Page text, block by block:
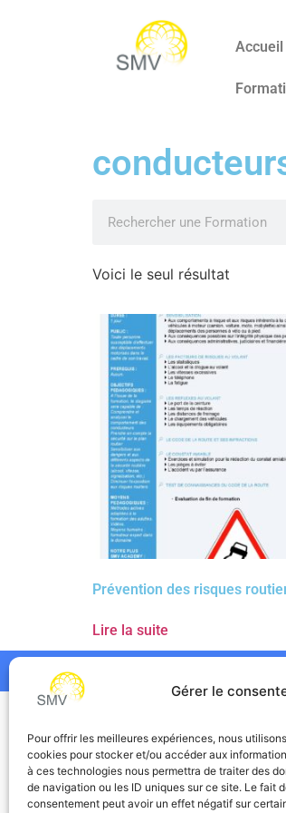
Gérer le
Pour offrir les meilleures expériences, nous
cookies pour stocker et/ou accéder aux
à ces technologies nous permettra de traiter des
de navigation ou les ID uniques sur ce site. Le fait
consentement peut avoir un effet négatif sur
Accueil
Voici le seul résultat
Prévention des risques
Lire la suite